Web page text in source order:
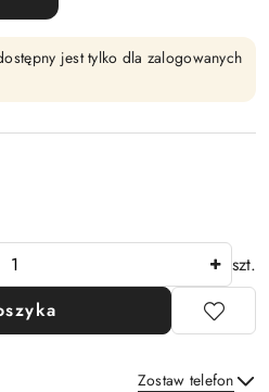
jest tylko dla zalogowanych
szt.
Zostaw telefon